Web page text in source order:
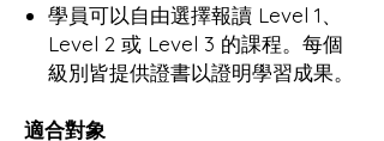
學員可以自由選擇報讀 Level 1、
Level 2 或 Level 3 的課程。每個
級別皆提供證書以證明學習成果。
適合對象